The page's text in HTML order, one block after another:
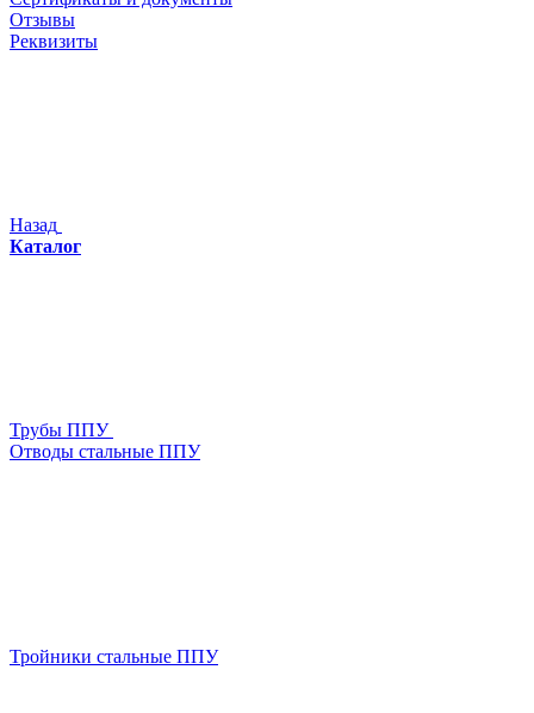
Отзывы
Реквизиты
Назад
Каталог
Трубы ППУ
Отводы стальные ППУ
Тройники стальные ППУ